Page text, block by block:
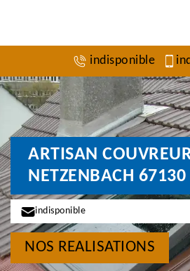
indisponible
ARTISAN
NETZENBACH 67130
indisponible
NOS REALISATIONS